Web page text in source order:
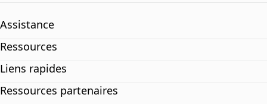
Assistance
Ressources
Liens rapides
Ressources partenaires